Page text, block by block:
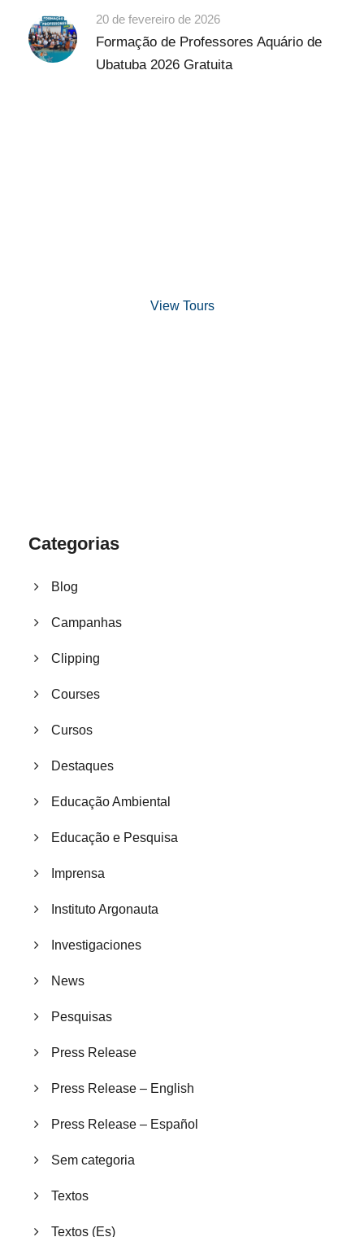
20 de fevereiro de 2026
Formação de Professores Aquário de
Ubatuba 2026 Gratuita
View Tours
Categorias
Blog
Campanhas
Clipping
Courses
Cursos
Destaques
Educação Ambiental
Educação e Pesquisa
Imprensa
Instituto Argonauta
Investigaciones
News
Pesquisas
Press Release
Press Release – English
Press Release – Español
Sem categoria
Textos
Textos (Es)